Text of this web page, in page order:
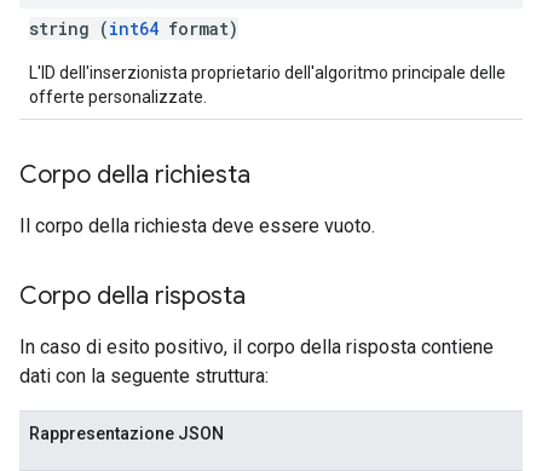
string (int64 format)
L'ID dell'inserzionista proprietario dell'algoritmo principale delle
offerte personalizzate.
Corpo della richiesta
Il corpo della richiesta deve essere vuoto.
Corpo della risposta
In caso di esito positivo, il corpo della risposta contiene
dati con la seguente struttura:
Rappresentazione JSON